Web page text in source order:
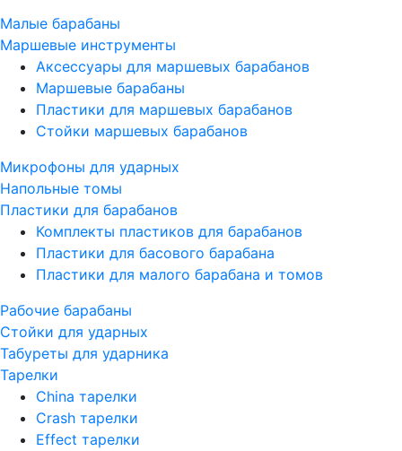
Малые барабаны
Маршевые инструменты
Аксессуары для маршевых барабанов
Маршевые барабаны
Пластики для маршевых барабанов
Стойки маршевых барабанов
Микрофоны для ударных
Напольные томы
Пластики для барабанов
Комплекты пластиков для барабанов
Пластики для басового барабана
Пластики для малого барабана и томов
Рабочие барабаны
Стойки для ударных
Табуреты для ударника
Тарелки
China тарелки
Crash тарелки
Effect тарелки